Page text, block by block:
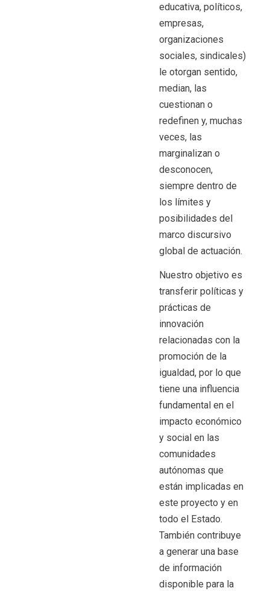
educativa, políticos,
empresas,
organizaciones
sociales, sindicales)
le otorgan sentido,
median, las
cuestionan o
redefinen y, muchas
veces, las
marginalizan o
desconocen,
siempre dentro de
los límites y
posibilidades del
marco discursivo
global de actuación.
Nuestro objetivo es
transferir políticas y
prácticas de
innovación
relacionadas con la
promoción de la
igualdad, por lo que
tiene una influencia
fundamental en el
impacto económico
y social en las
comunidades
autónomas que
están implicadas en
este proyecto y en
todo el Estado.
También contribuye
a generar una base
de información
disponible para la